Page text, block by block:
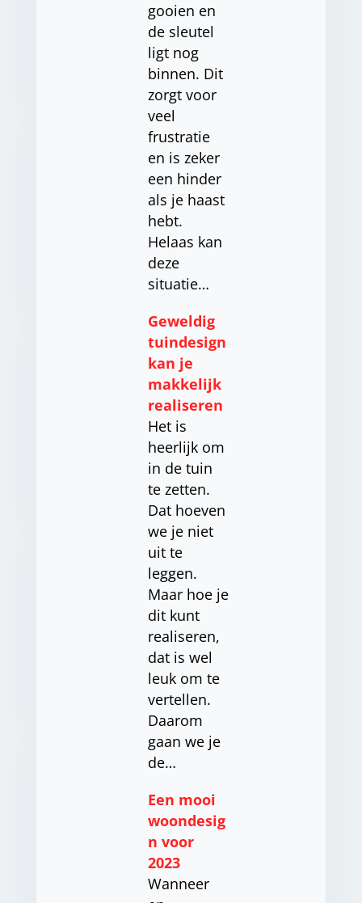
gooien en
de sleutel
ligt nog
binnen. Dit
zorgt voor
veel
frustratie
en is zeker
een hinder
als je haast
hebt.
Helaas kan
deze
situatie…
Geweldig
tuindesign
kan je
makkelijk
realiseren
Het is
heerlijk om
in de tuin
te zetten.
Dat hoeven
we je niet
uit te
leggen.
Maar hoe je
dit kunt
realiseren,
dat is wel
leuk om te
vertellen.
Daarom
gaan we je
de…
Een mooi
woondesig
n voor
2023
Wanneer